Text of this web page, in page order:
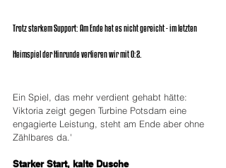
Trotz starkem Support: Am Ende hat es nicht gereicht - im letzten
Heimspiel der Hinrunde verlieren wir mit 0:2.
Ein Spiel, das mehr verdient gehabt hätte:
Viktoria zeigt gegen Turbine Potsdam eine
engagierte Leistung, steht am Ende aber ohne
Zählbares da.'
Starker Start, kalte Dusche